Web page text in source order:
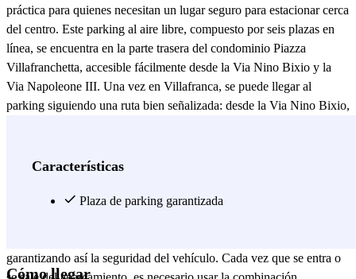
práctica para quienes necesitan un lugar seguro para estacionar cerca
del centro. Este parking al aire libre, compuesto por seis plazas en
línea, se encuentra en la parte trasera del condominio Piazza
Villafranchetta, accesible fácilmente desde la Via Nino Bixio y la
Via Napoleone III. Una vez en Villafranca, se puede llegar al
parking siguiendo una ruta bien señalizada: desde la Via Nino Bixio,
entrar en la calle privada que lleva a la parte trasera del condominio,
parking se enriquece con el servicio de gestión a través de
garantizando así la seguridad del vehículo. Cada vez que se entra o
Características
Plaza de parking garantizada
Cómo llegar